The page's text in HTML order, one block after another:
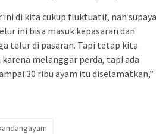
di kita cukup fluktuatif, nah supaya
ini bisa masuk kepasaran dan
telur di pasaran. Tapi tetap kita
melanggar perda, tapi ada
30 ribu ayam itu diselamatkan,”